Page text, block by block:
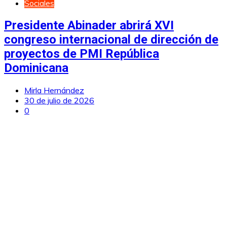
Sociales
Presidente Abinader abrirá XVI
congreso internacional de dirección de
proyectos de PMI República
Dominicana
Mirla Hernández
30 de julio de 2026
0